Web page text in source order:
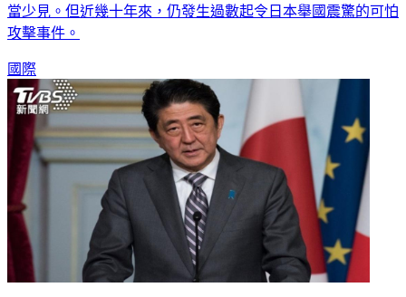
當少見。但近幾十年來，仍發生過數起令日本舉國震驚的可怕
攻擊事件。
國際